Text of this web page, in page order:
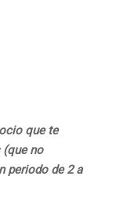
que te
no
periodo de 2 a